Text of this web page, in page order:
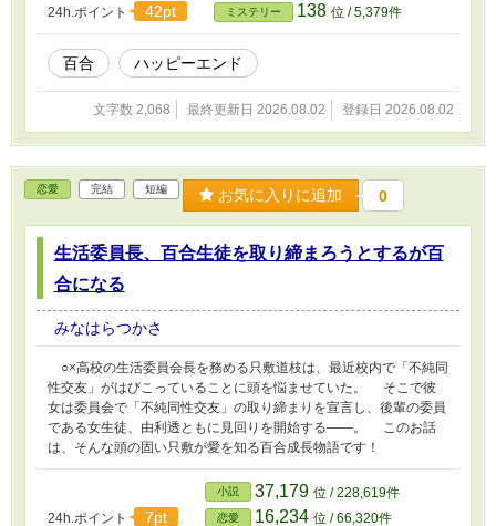
24h.ポイント 42pt ミステリー 138 位 / 5,379件
百合 ハッピーエンド
文字数 2,068 最終更新日 2026.08.02 登録日 2026.08.02
恋愛 完結 短編 お気に入りに追加 0
生活委員長、百合生徒を取り締まろうとするが百
合になる
みなはらつかさ
○×高校の生活委員会長を務める只敷道枝は、最近校内で「不純同
性交友」がはびこっていることに頭を悩ませていた。 そこで彼
女は委員会で「不純同性交友」の取り締まりを宣言し、後輩の委員
である女生徒、由利透ともに見回りを開始する――。 このお話
は、そんな頭の固い只敷が愛を知る百合成長物語です！
24h.ポイント 7pt
小説 37,179 位 / 228,619件
恋愛 16,234 位 / 66,320件